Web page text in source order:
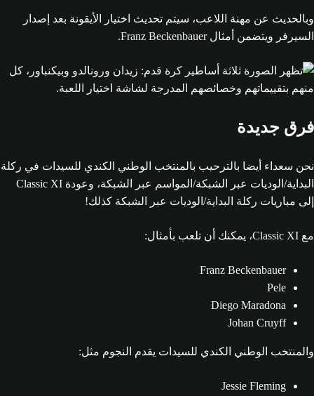
وبالحديث عن مهنة اللاعب، سيتم تحديث اختيار الأيقونة بعد إصدار
السيرفر ويتضمن أمثال Franz Beckenbauer.
فرق جديدة
نحن سعداء أيضا بالترحيب بالمنتخب الوطني الكندي للسيدات في ركلة
البداية/الوديات عبر الشبكة/المواسم عبر الشبكة، وعودة Classic XI
إلى مباريات ركلة البداية/الوديات عبر الشبكة كذلك!
مع Classic XI، يمكنك أن تلعب بأمثال:
Franz Beckenbauer
Pele
Diego Maradona
Johan Cruyff
والمنتخب الوطني الكندي للسيدات يقدم النجوم مثل:
Jessie Fleming